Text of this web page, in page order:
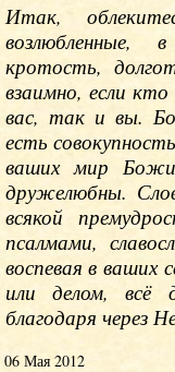
Итак,
возлюбленные,
кротость,
взаимно, если
вас, так и вы.
есть
ваших мир
дружелюбны.
всякой
псалмами,
воспевая в ваших
или делом, всё
благодаря через
06 Мая 2012